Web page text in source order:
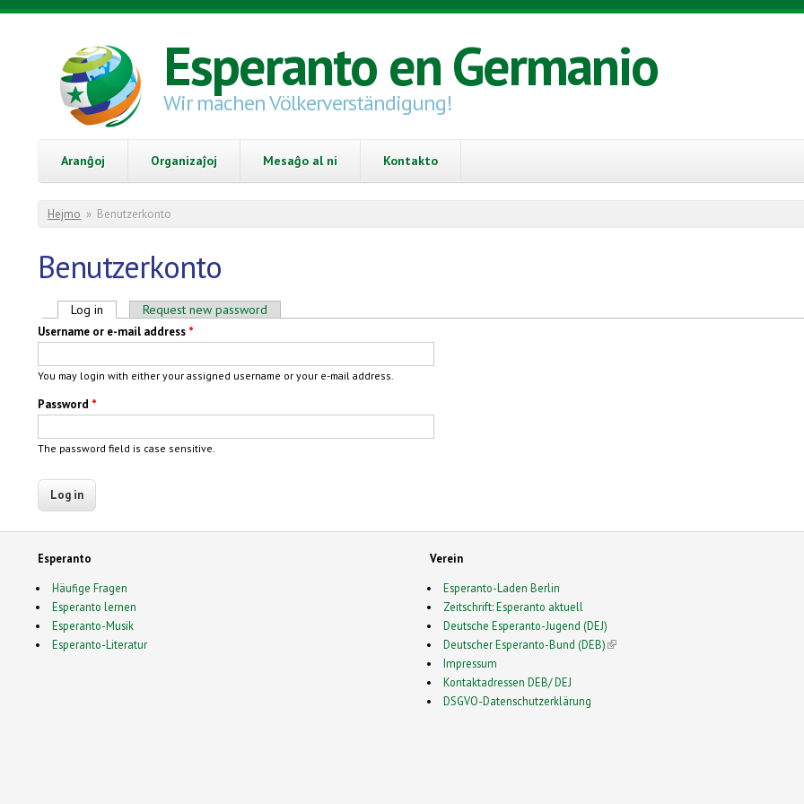
Skip to main content
Esperanto en Germanio
Wir machen Völkerverständigung!
Aranĝoj Organizaĵoj Mesaĝo al ni Kontakto
You are here
Hejmo » Benutzerkonto
Benutzerkonto
Primary tabs
Log in (active tab)Request new password
Username or e-mail address *
You may login with either your assigned username or your e-mail address.
Password *
The password field is case sensitive.
Esperanto
Häufige Fragen
Esperanto lernen
Esperanto-Musik
Esperanto-Literatur
Verein
Esperanto-Laden Berlin
Zeitschrift: Esperanto aktuell
Deutsche Esperanto-Jugend (DEJ)
Deutscher Esperanto-Bund (DEB)(link is external)
Impressum
Kontaktadressen DEB/ DEJ
DSGVO-Datenschutzerklärung